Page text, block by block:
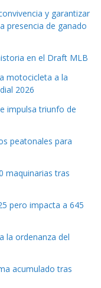
y garantizar
presencia de ganado
en el Draft MLB
motocicleta a la
2026
impulsa triunfo de
peatonales para
maquinarias tras
pero impacta a 645
la ordenanza del
acumulado tras